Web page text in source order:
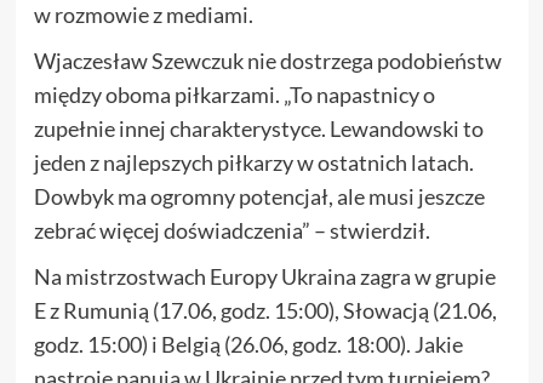
w rozmowie z mediami.
Wjaczesław Szewczuk nie dostrzega podobieństw
między oboma piłkarzami. „To napastnicy o
zupełnie innej charakterystyce. Lewandowski to
jeden z najlepszych piłkarzy w ostatnich latach.
Dowbyk ma ogromny potencjał, ale musi jeszcze
zebrać więcej doświadczenia” – stwierdził.
Na mistrzostwach Europy Ukraina zagra w grupie
E z Rumunią (17.06, godz. 15:00), Słowacją (21.06,
godz. 15:00) i Belgią (26.06, godz. 18:00). Jakie